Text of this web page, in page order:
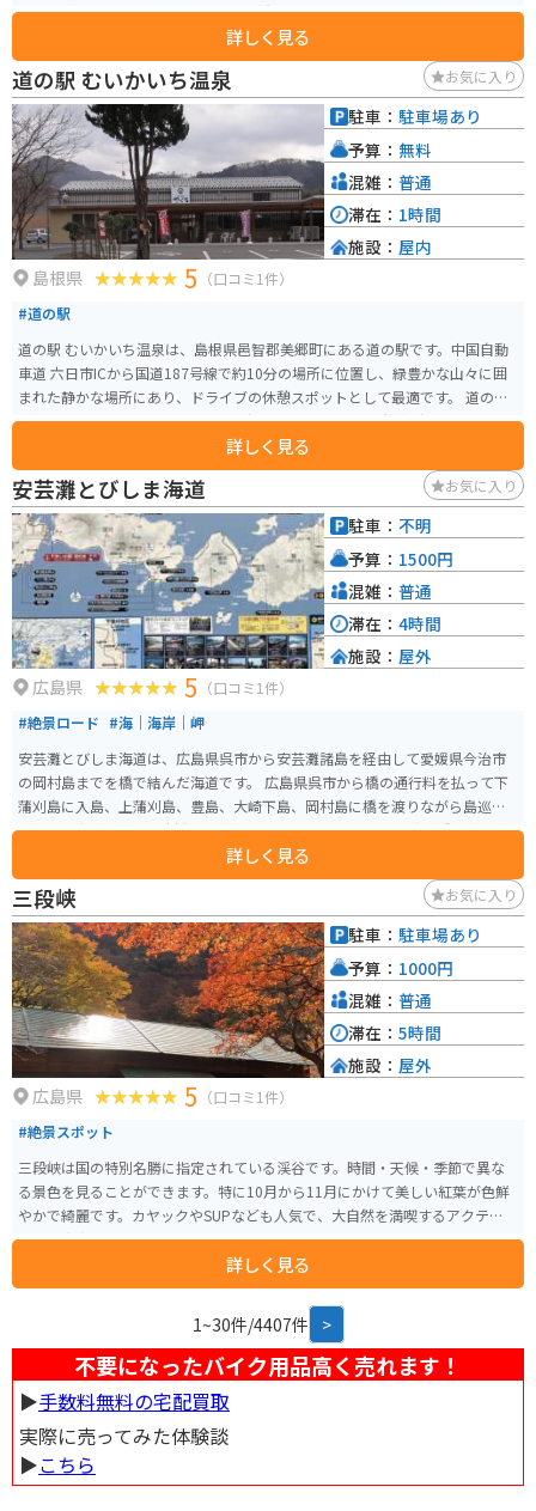
山賊うどん、山賊むすび、山賊焼きが有名です。席も色々あり、色だけでな
くエンタメとしても面白いです。詳しく見る
道の駅 むいかいち温泉 お気に入り
島根県 5 （口コミ1件）
#道の駅
道の駅 むいかいち温泉は、島根県邑智郡美郷町にある道の駅です。中国自動
車道 六日市ICから国道187号線で約10分の場所に位置し、緑豊かな山々に囲
まれた静かな場所にあり、ドライブの休憩スポットとして最適です。 道の駅
の名前にもなっている「むいかいち温泉」は、アルカリ性単純温泉で、肌に
優しく「美肌の湯」として知られています。ドライブの疲れを癒すために、
ゆっくりと温泉に浸かるのはいかがでしょうか。 また、地元の新鮮な野菜や
特産品を販売する直売所も併設されています。美郷町は、良質な水と土壌に
恵まれ、美味しい農産物がたくさん採れます。特におすすめは、ブランド米
の「仁多米」です。お土産に買って帰るのも良いですね。 バイクで訪れる場
合、道の駅には広い駐車場が完備されているので安心です。中国山地の山間
部を走る国道187号線は、ワインディングロードが続き、ツーリングにも最適
なルートです。道の駅 むいかいち温泉で休憩しながら、自然豊かな景色を楽
しむのはいかがでしょうか。
詳しく見る
駐車： 駐車場あり
予算： 無料
混雑： 普通
滞在： 1時間
施設： 屋内
安芸灘とびしま海道 お気に入り
広島県 5 （口コミ1件）
#絶景ロード #海｜海岸｜岬
安芸灘とびしま海道は、広島県呉市から安芸灘諸島を経由して愛媛県今治市
の岡村島までを橋で結んだ海道です。 広島県呉市から橋の通行料を払って下
蒲刈島に入島、上蒲刈島、豊島、大崎下島、岡村島に橋を渡りながら島巡り
ができる海道です。 岡村島は愛媛県であることから、そこに渡る橋の真ん中
には県境の看板が設置されています。詳しく見る
駐車： 不明
予算： 1500円
混雑： 普通
滞在： 4時間
施設： 屋外
三段峡 お気に入り
広島県 5 （口コミ1件）
#絶景スポット
三段峡は国の特別名勝に指定されている渓谷です。時間・天候・季節で異な
る景色を見ることができます。特に10月から11月にかけて美しい紅葉が色鮮
やかで綺麗です。カヤックやSUPなども人気で、大自然を満喫するアクティビ
ティも充実しています。
詳しく見る
駐車： 駐車場あり
予算： 1000円
混雑： 普通
滞在： 5時間
施設： 屋外
1~30件/4407件 >
不要になったバイク用品高く売れます！
▶︎手数料無料の宅配買取
実際に売ってみた体験談
▶︎こちら